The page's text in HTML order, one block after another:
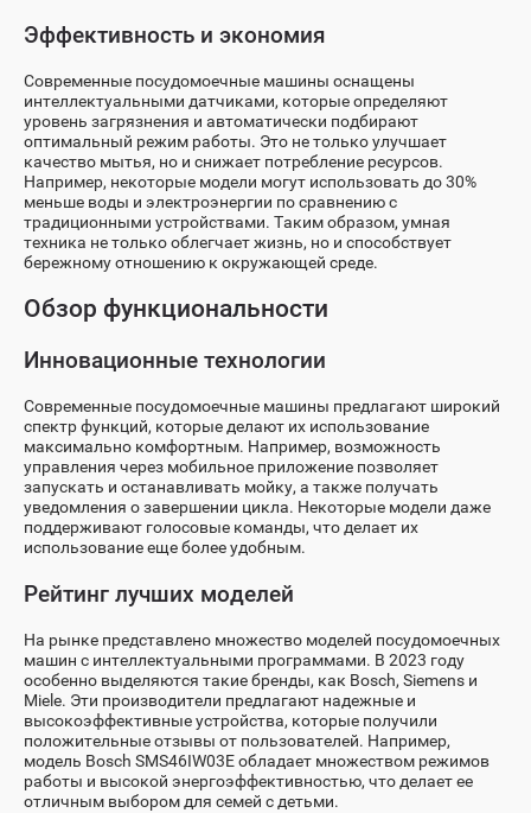
Эффективность и экономия
Современные посудомоечные машины оснащены
интеллектуальными датчиками, которые определяют
уровень загрязнения и автоматически подбирают
оптимальный режим работы. Это не только улучшает
качество мытья, но и снижает потребление ресурсов.
Например, некоторые модели могут использовать до 30%
меньше воды и электроэнергии по сравнению с
традиционными устройствами. Таким образом, умная
техника не только облегчает жизнь, но и способствует
бережному отношению к окружающей среде.
Обзор функциональности
Инновационные технологии
Современные посудомоечные машины предлагают широкий
спектр функций, которые делают их использование
максимально комфортным. Например, возможность
управления через мобильное приложение позволяет
запускать и останавливать мойку, а также получать
уведомления о завершении цикла. Некоторые модели даже
поддерживают голосовые команды, что делает их
использование еще более удобным.
Рейтинг лучших моделей
На рынке представлено множество моделей посудомоечных
машин с интеллектуальными программами. В 2023 году
особенно выделяются такие бренды, как Bosch, Siemens и
Miele. Эти производители предлагают надежные и
высокоэффективные устройства, которые получили
положительные отзывы от пользователей. Например,
модель Bosch SMS46IW03E обладает множеством режимов
работы и высокой энергоэффективностью, что делает ее
отличным выбором для семей с детьми.